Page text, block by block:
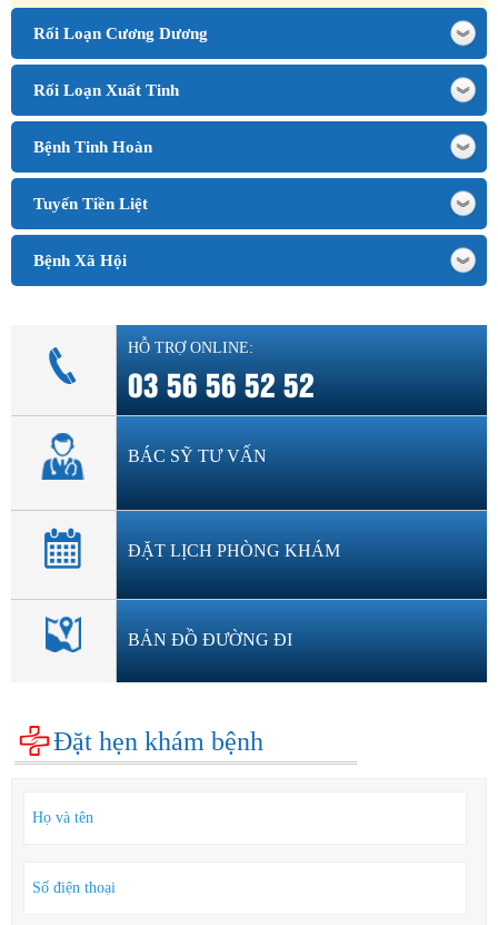
Rối Loạn Cương Dương
Rối Loạn Xuất Tinh
Bệnh Tinh Hoàn
Tuyến Tiền Liệt
Bệnh Xã Hội
HỖ TRỢ ONLINE:
03 56 56 52 52
BÁC SỸ TƯ VẤN
ĐẶT LỊCH PHÒNG KHÁM
BẢN ĐỒ ĐƯỜNG ĐI
Đặt hẹn khám bệnh